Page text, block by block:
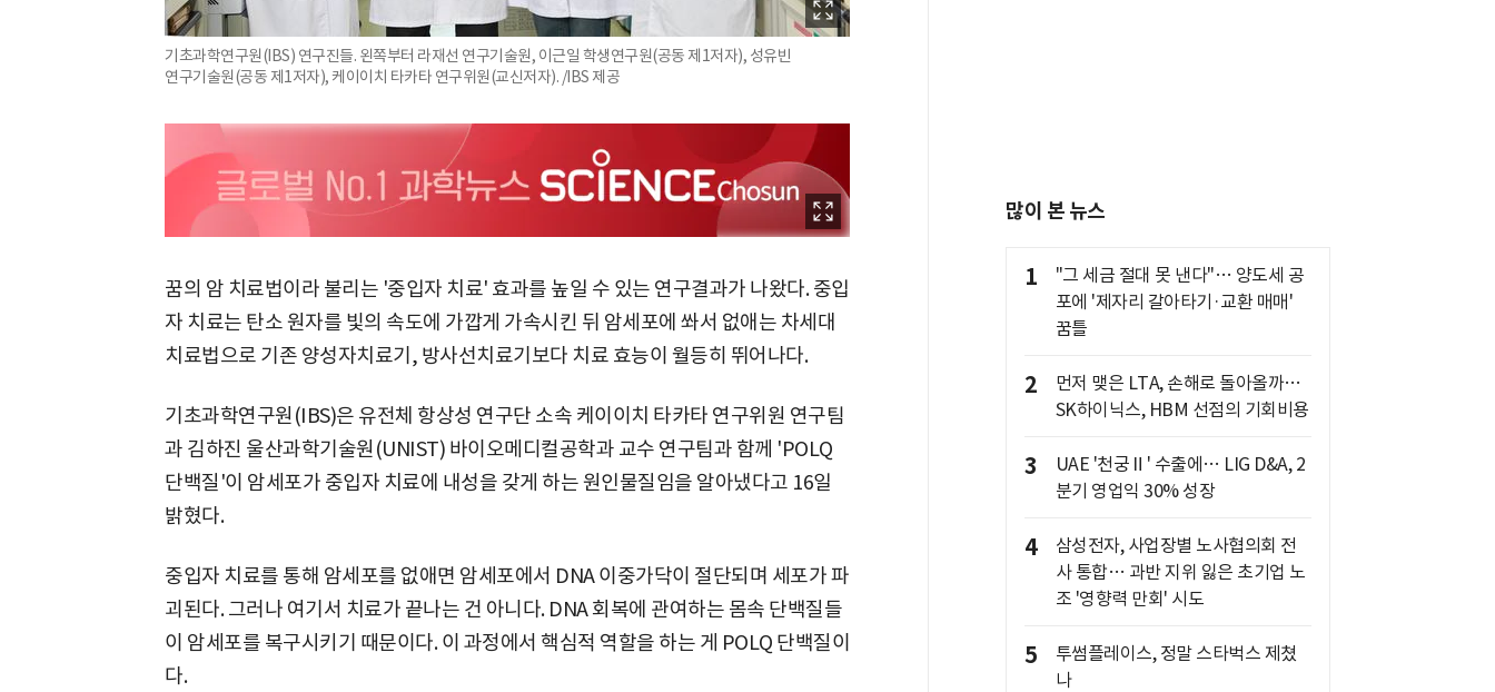
기초과학연구원(IBS) 연구진들. 왼쪽부터 라재선 연구기술원, 이근일 학생연구원(공동 제1저자), 성유빈
연구기술원(공동 제1저자), 케이이치 타카타 연구위원(교신저자). /IBS 제공
꿈의 암 치료법이라 불리는 '중입자 치료' 효과를 높일 수 있는 연구결과가 나왔다. 중입
자 치료는 탄소 원자를 빛의 속도에 가깝게 가속시킨 뒤 암세포에 쏴서 없애는 차세대
치료법으로 기존 양성자치료기, 방사선치료기보다 치료 효능이 월등히 뛰어나다.
기초과학연구원(IBS)은 유전체 항상성 연구단 소속 케이이치 타카타 연구위원 연구팀
과 김하진 울산과학기술원(UNIST) 바이오메디컬공학과 교수 연구팀과 함께 'POLQ
단백질'이 암세포가 중입자 치료에 내성을 갖게 하는 원인물질임을 알아냈다고 16일
밝혔다.
중입자 치료를 통해 암세포를 없애면 암세포에서 DNA 이중가닥이 절단되며 세포가 파
괴된다. 그러나 여기서 치료가 끝나는 건 아니다. DNA 회복에 관여하는 몸속 단백질들
이 암세포를 복구시키기 때문이다. 이 과정에서 핵심적 역할을 하는 게 POLQ 단백질이
다.
많이 본 뉴스
1
"그 세금 절대 못 낸다"… 양도세 공
포에 '제자리 갈아타기·교환 매매'
꿈틀
2
먼저 맺은 LTA, 손해로 돌아올까…
SK하이닉스, HBM 선점의 기회비용
3
UAE '천궁Ⅱ' 수출에… LIG D&A, 2
분기 영업익 30% 성장
4
삼성전자, 사업장별 노사협의회 전
사 통합… 과반 지위 잃은 초기업 노
조 '영향력 만회' 시도
5
투썸플레이스, 정말 스타벅스 제쳤
나